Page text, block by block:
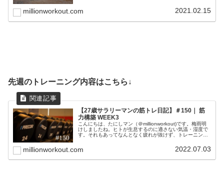
millionworkout.com 2021.02.15
先週のトレーニング内容はこちら↓
【27歳サラリーマンの筋トレ日記】＃150｜ 筋
力構築 WEEK3
こんにちは、たにしマン（＠millionworkout)です。梅雨明
けしましたね。ヒトが生息するのに適さない気温・湿度で
す。それもあってなんとなく疲れが抜けず、トレーニング
millionworkout.com 2022.07.03